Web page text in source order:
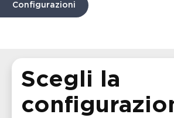
Configurazioni
Scegli la